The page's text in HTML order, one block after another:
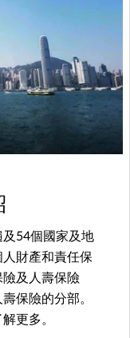
54個國家及地
財產和責任保
及人壽保險
保險的分部。
更多。